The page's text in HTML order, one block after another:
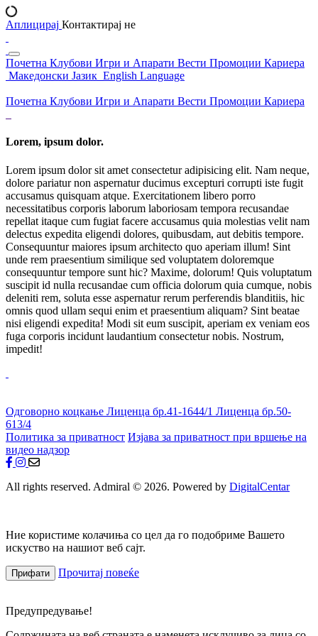
Аплицирај Контактирај не
Почетна Клубови Игри и Апарати Вести Промоции Кариера
Македонски Јазик English Language
Почетна Клубови Игри и Апарати Вести Промоции Кариера
Lorem, ipsum dolor.
Lorem ipsum dolor sit amet consectetur adipisicing elit. Nam neque,
dolore pariatur non aspernatur ducimus excepturi corrupti iste fugit
accusamus quisquam atque. Exercitationem libero porro
necessitatibus corporis laborum laboriosam tempora recusandae
repellat itaque cum fugiat facere accusamus quia molestias velit nam
delectus expedita eligendi dolores, quibusdam, aut debitis tempore.
Consequuntur maiores ipsum architecto quo aperiam illum! Sint
unde rem praesentium similique sed voluptatem doloremque
consequuntur tempore sunt hic? Maxime, dolorum! Quis voluptatum
suscipit id nulla recusandae cum officia dolorum quia cumque, nobis
deleniti rem, soluta esse aspernatur rerum perferendis blanditiis, hic
omnis quod ullam sequi enim et praesentium aliquam? Sint beatae
nisi eligendi expedita! Modi sit eum suscipit, aperiam ex veniam eos
fuga corporis incidunt laudantium consectetur nobis. Nostrum,
impedit!
Одговорно коцкање Лиценца бр.41-1644/1 Лиценца бр.50-
613/4
Политика за приватност Изјава за приватност при вршење на
видео надзор
All rights reserved. Admiral © 2026. Powered by DigitalCentar
Ние користиме колачиња со цел да го подобриме Вашето
искуство на нашиот веб сајт.
Прифати Прочитај повеќе
Предупредување!